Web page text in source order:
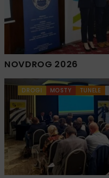
NOVDROG 2026
DROGI MOSTY TUNELE